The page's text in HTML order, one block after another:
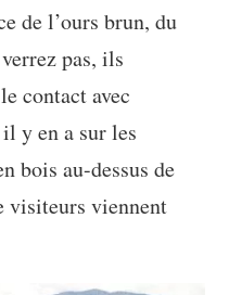
de l’ours brun, du
pas, ils
contact avec
y en a sur les
bois au-dessus de
visiteurs viennent